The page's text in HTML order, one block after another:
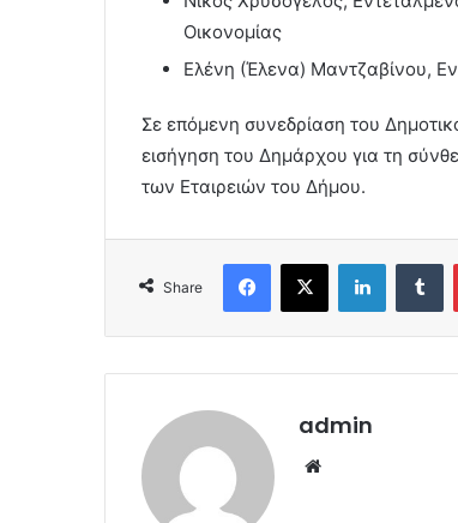
Οικονομίας
Ελένη (Έλενα) Μαντζαβίνου,
Σε επόμενη συνεδρίαση του
εισήγηση του Δημάρχου για τη
των Εταιρειών του Δήμου.
Share
Facebook
X LinkedIn
admin